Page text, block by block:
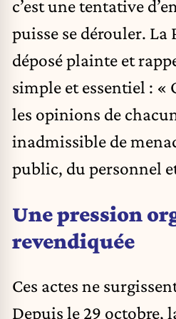
c’est une tentative
puisse se dérouler.
déposé plainte et
simple et essentiel : «
les opinions de
inadmissible de
public, du personnel
Une pression
revendiquée
Ces actes ne
Depuis le 29 octobre,